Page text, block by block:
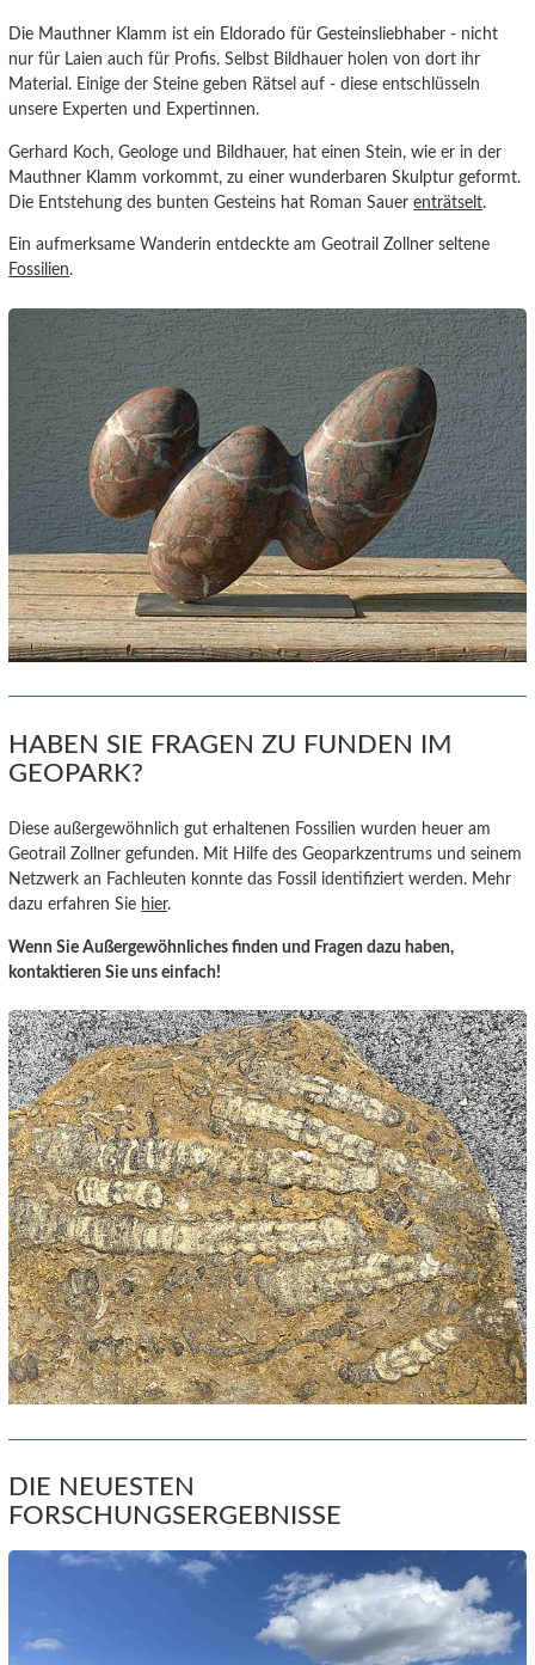
Die Mauthner Klamm ist ein Eldorado für Gesteinsliebhaber - nicht
nur für Laien auch für Profis. Selbst Bildhauer holen von dort ihr
Material. Einige der Steine geben Rätsel auf - diese entschlüsseln
unsere Experten und Expertinnen.
Gerhard Koch, Geologe und Bildhauer, hat einen Stein, wie er in der
Mauthner Klamm vorkommt, zu einer wunderbaren Skulptur geformt.
Die Entstehung des bunten Gesteins hat Roman Sauerenträtselt.
Ein aufmerksame Wanderin entdeckte am Geotrail Zollner seltene
Fossilien.
HABEN SIE FRAGEN ZU FUNDEN IM
GEOPARK?
Diese außergewöhnlich gut erhaltenen Fossilien wurden heuer am
Geotrail Zollner gefunden. Mit Hilfe des Geoparkzentrums und seinem
Netzwerk an Fachleuten konnte das Fossil identifiziert werden. Mehr
dazu erfahren Sie hier.
Wenn Sie Außergewöhnliches finden und Fragen dazu haben,
kontaktieren Sie uns einfach!
DIE NEUESTEN
FORSCHUNGSERGEBNISSE